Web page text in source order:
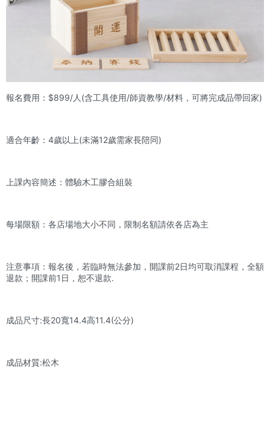
報名費用：$899/人(含工具使用/師資教學/材料，可將完成品帶回家)
適合年齡：4歲以上(未滿12歲需家長陪同)
上課內容簡述：體驗木工膠合組裝
每場限額：各店場地大小不同，限制名額請依各店為主
注意事項：報名後，若臨時無法參加，開課前2日均可取消課程，全額
退款；開課前1日，恕不退款.
成品尺寸:長20寬14.4高11.4(公分)
成品材質:松木